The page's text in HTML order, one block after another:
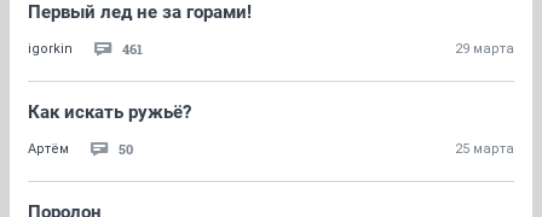
Первый лед не за горами!
igorkin 461 29 марта
Как искать ружьё?
Артём 50 25 марта
Поролон